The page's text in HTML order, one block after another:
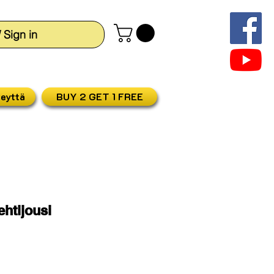
Sign in
BUY 2 GET 1 FREE